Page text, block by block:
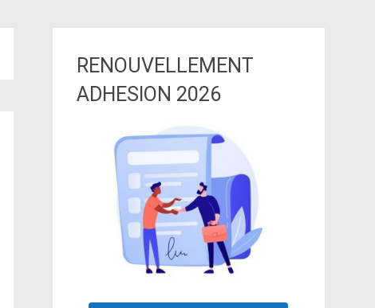
RENOUVELLEMENT
ADHESION 2026